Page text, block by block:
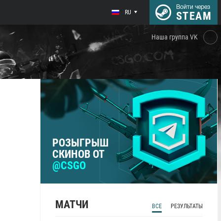
RU
Войти через
STEAM
Наша группа VK
РОЗЫГРЫШ
СКИНОВ ОТ
@CSGO
МАТЧИ ВСЕ РЕЗУЛЬТАТЫ